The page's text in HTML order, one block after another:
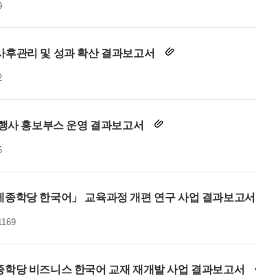
후관리 및 성과 확산 결과보고서
사 홍보부스 운영 결과보고서
종학당 한국어」 교육과정 개편 연구 사업 결과보고서
학당 비즈니스 한국어 교재 재개발 사업 결과보고서